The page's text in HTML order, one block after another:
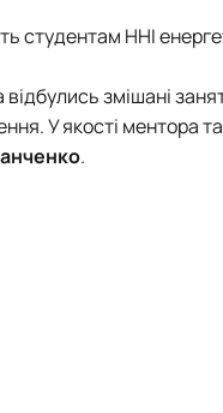
студентам ННІ
змішані
У якості ментора
.